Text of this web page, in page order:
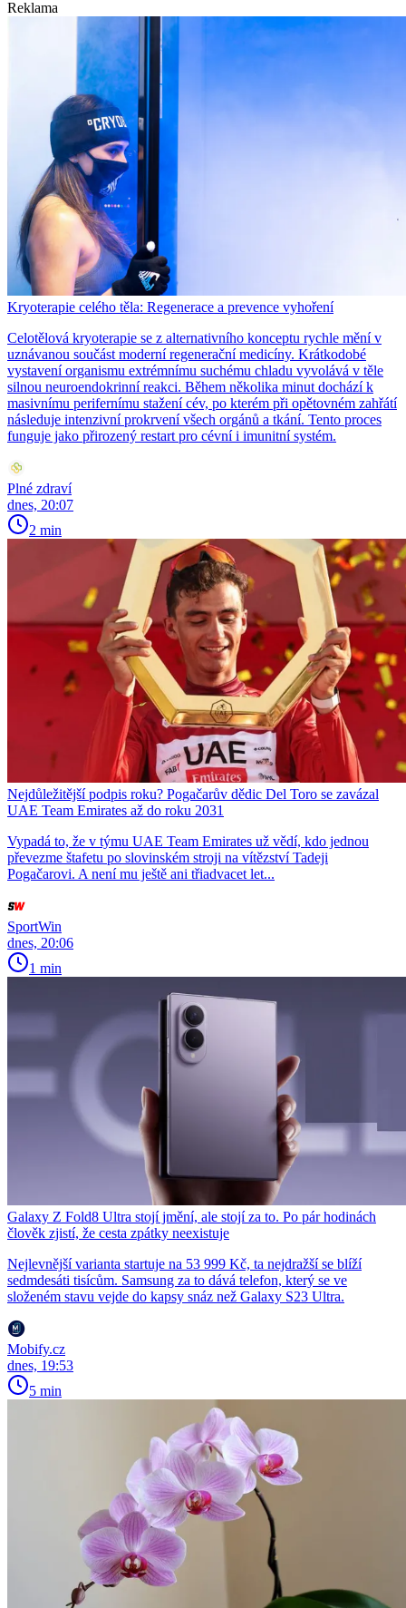
Reklama
Kryoterapie celého těla: Regenerace a prevence vyhoření
Celotělová kryoterapie se z alternativního konceptu rychle mění v
uznávanou součást moderní regenerační medicíny. Krátkodobé
vystavení organismu extrémnímu suchému chladu vyvolává v těle
silnou neuroendokrinní reakci. Během několika minut dochází k
masivnímu perifernímu stažení cév, po kterém při opětovném zahřátí
následuje intenzivní prokrvení všech orgánů a tkání. Tento proces
funguje jako přirozený restart pro cévní i imunitní systém.
Plné zdraví
dnes, 20:07
2 min
Nejdůležitější podpis roku? Pogačarův dědic Del Toro se zavázal
UAE Team Emirates až do roku 2031
Vypadá to, že v týmu UAE Team Emirates už vědí, kdo jednou
převezme štafetu po slovinském stroji na vítězství Tadeji
Pogačarovi. A není mu ještě ani třiadvacet let...
SportWin
dnes, 20:06
1 min
Galaxy Z Fold8 Ultra stojí jmění, ale stojí za to. Po pár hodinách
člověk zjistí, že cesta zpátky neexistuje
Nejlevnější varianta startuje na 53 999 Kč, ta nejdražší se blíží
sedmdesáti tisícům. Samsung za to dává telefon, který se ve
složeném stavu vejde do kapsy snáz než Galaxy S23 Ultra.
Mobify.cz
dnes, 19:53
5 min